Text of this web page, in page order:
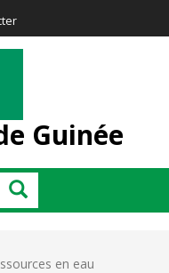
Guinée
Rechercher
en eau